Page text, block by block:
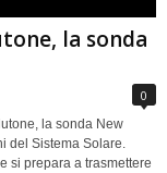
la sonda
0
la sonda New
del Sistema Solare.
si prepara a trasmettere